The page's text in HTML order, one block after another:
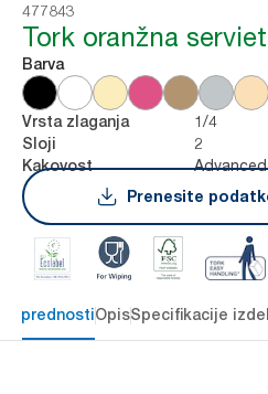
477843
Tork oranžna
Barva
Vrsta zlaganja 1/4
Sloji 2
Kakovost
Advanced
Prenesite
prednostiOpisSpecifikacije